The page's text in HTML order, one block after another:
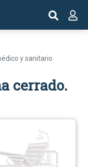
y sanitario
cerrado.